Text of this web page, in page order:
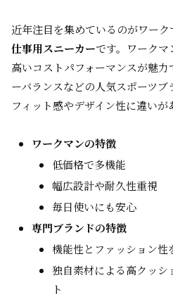
近年注目を集めているのがワーク
仕事用スニーカーです。ワークマ
高いコストパフォーマンスが魅
ーバランスなどの人気スポーツ
フィット感やデザイン性に違いが
ワークマンの特徴
低価格で多機能
幅広設計や耐久性重視
毎日使いにも安心
専門ブランドの特徴
機能性とファッション性
独自素材による高クッシ
ト